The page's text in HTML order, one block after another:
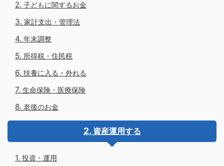
子どもに関するお金
家計支出・管理法
年末調整
所得税・住民税
扶養に入る・外れる
生命保険・医療保険
老後のお金
資産運用する
投資・運用